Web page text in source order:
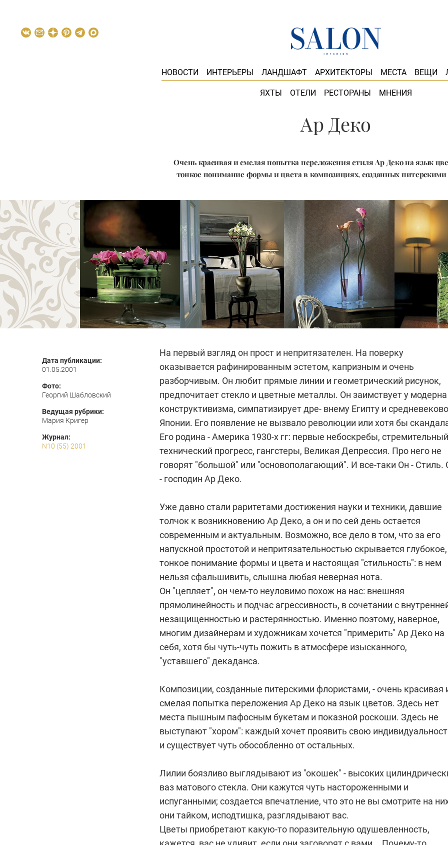
НОВОСТИ ИНТЕРЬЕРЫ ЛАНДШАФТ АРХИТЕКТОРЫ МЕСТА ВЕЩИ
ЯХТЫ ОТЕЛИ РЕСТОРАНЫ МНЕНИЯ
Ар Деко
Очень красивая и смелая попытка переложения стиля Ар Деко на язык
тонкое понимание формы и цвета в композициях, созданных
Дата публикации:
01.05.2001
Фото:
Георгий Шабловский
Ведущая рубрики:
Мария Кригер
Журнал:
N10 (55) 2001
На первый взгляд он прост и непритязателен. На поверку
оказывается рафинированным эстетом, капризным и очень
разборчивым. Он любит прямые линии и геометрический рисунок,
предпочитает стекло и цветные металлы. Он заимствует у
конструктивизма, симпатизирует дре- внему Египту и
Японии. Его появление не вызвало революции или хотя бы
Его родина - Америка 1930-х гг: первые небоскребы, стремительный
технический прогресс, гангстеры, Великая Депрессия. Про него не
говорят "большой" или "основополагающий". И все-таки Он - Стиль.
- господин Ар Деко.
Уже давно стали раритетами достижения науки и техники, давшие
толчок к возникновению Ар Деко, а он и по сей день остается
современным и актуальным. Возможно, все дело в том, что за его
напускной простотой и непритязательностью скрывается глубокое,
тонкое понимание формы и цвета и настоящая "стильность": в нем
нельзя сфальшивить, слышна любая неверная нота.
Он "цепляет", он чем-то неуловимо похож на нас: внешняя
прямолинейность и подчас агрессивность, в сочетании с
незащищенностью и растерянностью. Именно поэтому, наверное,
многим дизайнерам и художникам хочется "примерить" Ар Деко на
себя, хотя бы чуть-чуть пожить в атмосфере изысканного,
"уставшего" декаданса.
Композиции, созданные питерскими флористами, - очень красивая
смелая попытка переложения Ар Деко на язык цветов. Здесь нет
места пышным пафосным букетам и показной роскоши. Здесь не
выступают "хором": каждый хочет проявить свою
и существует чуть обособленно от остальных.
Лилии боязливо выглядывают из "окошек" - высоких
ваз матового стекла. Они кажутся чуть настороженными и
испуганными; создается впечатление, что это не вы смотрите на
они тайком, исподтишка, разглядывают вас.
Цветы приобретают какую-то поразительную одушевленность,